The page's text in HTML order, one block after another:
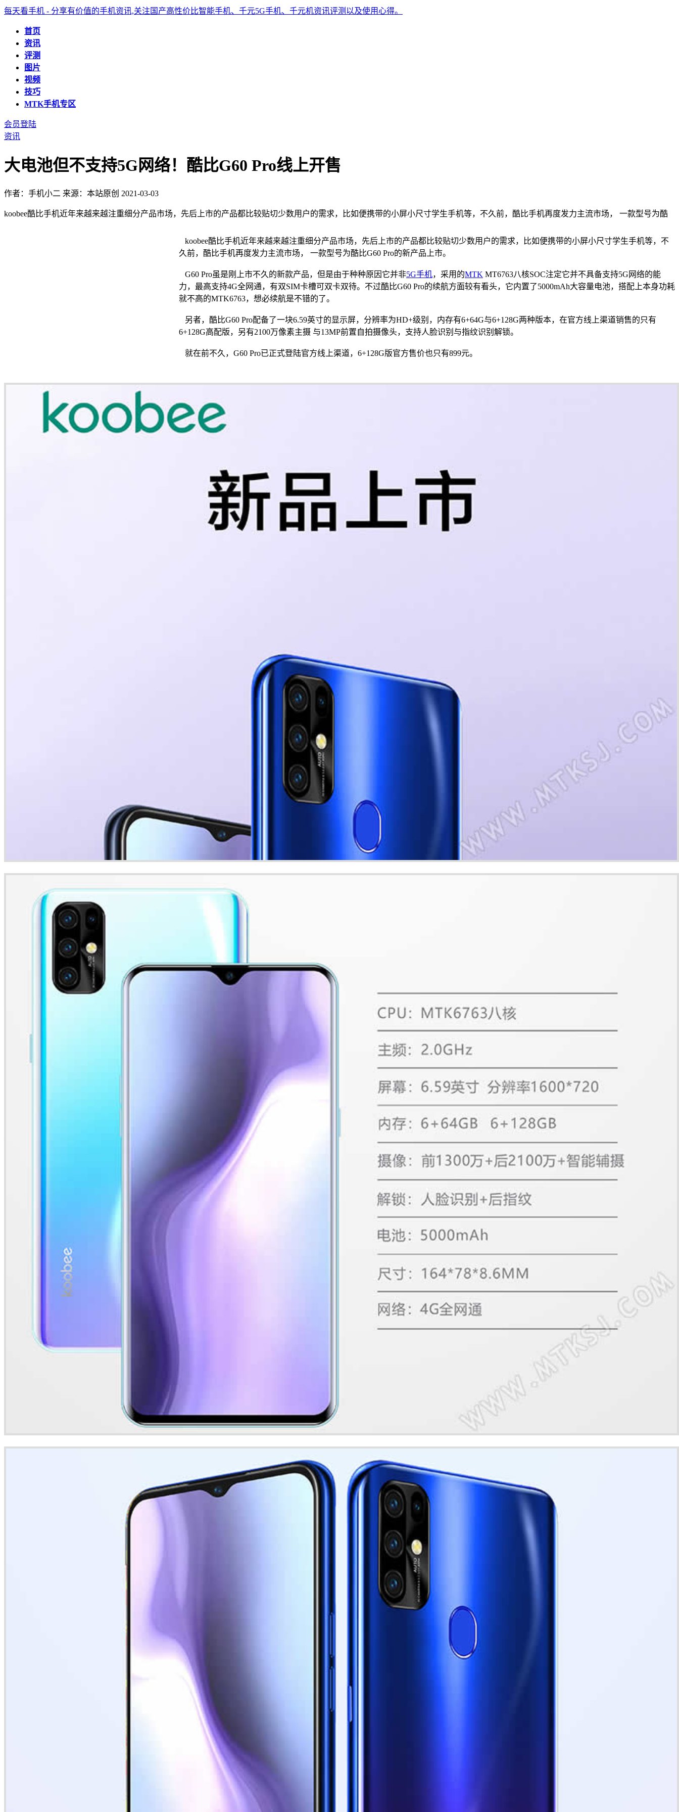
每天看手机 - 分享有价值的手机资讯,关注国产高性价比智能手机、千元5G手机、千元机资讯评测以及使用心得。
首页
资讯
评测
图片
视频
技巧
MTK手机专区
会员登陆
资讯
大电池但不支持5G网络！酷比G60 Pro线上开售
作者：手机小二 来源：本站原创 2021-03-03
koobee酷比手机近年来越来越注重细分产品市场，先后上市的产品都比较贴切少数用户的需求，比如便携带的小屏小尺寸学生手机等，不久前，酷比手机再度发力主流市场， 一款型号为酷
koobee酷比手机近年来越来越注重细分产品市场，先后上市的产品都比较贴切少数用户的需求，比如便携带的小屏小尺寸学生手机等，不
久前，酷比手机再度发力主流市场， 一款型号为酷比G60 Pro的新产品上市。
G60 Pro虽是刚上市不久的新款产品，但是由于种种原因它并非5G手机，采用的MTK MT6763八核SOC注定它并不具备支持5G网络的能
力，最高支持4G全网通，有双SIM卡槽可双卡双待。不过酷比G60 Pro的续航方面较有看头，它内置了5000mAh大容量电池，搭配上本身功耗
就不高的MTK6763，想必续航是不错的了。
另者，酷比G60 Pro配备了一块6.59英寸的显示屏，分辨率为HD+级别，内存有6+64G与6+128G两种版本，在官方线上渠道销售的只有
6+128G高配版，另有2100万像素主摄 与13MP前置自拍摄像头，支持人脸识别与指纹识别解锁。
就在前不久，G60 Pro已正式登陆官方线上渠道，6+128G版官方售价也只有899元。